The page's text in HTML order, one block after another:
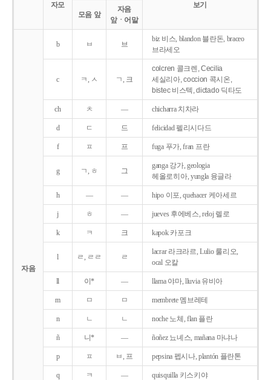
자모
보기
모음 앞
자음
앞ㆍ어말
자음
b ㅂ 브
biz 비스, blandon 블란돈, braceo
브라세오
c ㅋ, ㅅ ㄱ, 크
colcren 콜크렌, Cecilia
세실리아, coccion 콕시온,
bistec 비스텍, dictado 딕타도
ch ㅊ ― chicharra 치차라
d ㄷ 드 felicidad 펠리시다드
f ㅍ 프 fuga 푸가, fran 프란
g ㄱ, ㅎ 그
ganga 강가, geologia
헤올로히아, yungla 융글라
h ― ― hipo 이포, quehacer 케아세르
j ㅎ ― jueves 후에베스, reloj 렐로
k ㅋ 크 kapok 카포크
l ㄹ, ㄹㄹ ㄹ
lacrar 라크라르, Lulio 룰리오,
ocal 오칼
ll 이* ― llama 야마, lluvia 유비아
m ㅁ ㅁ membrete 멤브레테
n ㄴ ㄴ noche 노체, flan 플란
ñ 니* ― ñoñez 뇨녜스, mañana 마냐나
p ㅍ ㅂ, 프 pepsina 펩시나, plantón 플란톤
q ㅋ ― quisquilla 키스키야